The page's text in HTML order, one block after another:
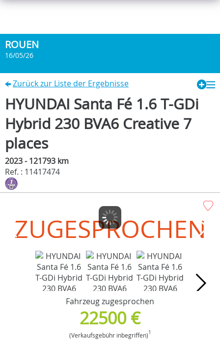
ROUEN
16/05/26
Zurück zur Liste der Ergebnisse
HYUNDAI Santa Fé 1.6 T-GDi
Hybrid 230 BVA6 Creative 7
places
2023 - 121793 km
Ref. : 11417474
ZUGESPROCHEN
Fahrzeug zugesprochen
22500 €
(Verkaufsgebühr inbegriffen)1